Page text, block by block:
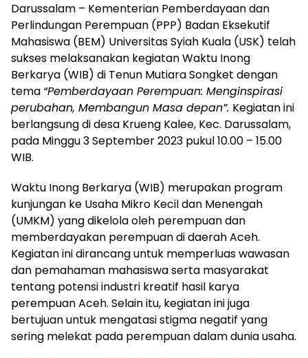
Darussalam – Kementerian Pemberdayaan dan
Perlindungan Perempuan (PPP) Badan Eksekutif
Mahasiswa (BEM) Universitas Syiah Kuala (USK) telah
sukses melaksanakan kegiatan Waktu Inong
Berkarya (WIB) di Tenun Mutiara Songket dengan
tema “Pemberdayaan Perempuan: Menginspirasi
perubahan, Membangun Masa depan”. Kegiatan ini
berlangsung di desa Krueng Kalee, Kec. Darussalam,
pada Minggu 3 September 2023 pukul 10.00 – 15.00
WIB.
Waktu Inong Berkarya (WIB) merupakan program
kunjungan ke Usaha Mikro Kecil dan Menengah
(UMKM) yang dikelola oleh perempuan dan
memberdayakan perempuan di daerah Aceh.
Kegiatan ini dirancang untuk memperluas wawasan
dan pemahaman mahasiswa serta masyarakat
tentang potensi industri kreatif hasil karya
perempuan Aceh. Selain itu, kegiatan ini juga
bertujuan untuk mengatasi stigma negatif yang
sering melekat pada perempuan dalam dunia usaha.